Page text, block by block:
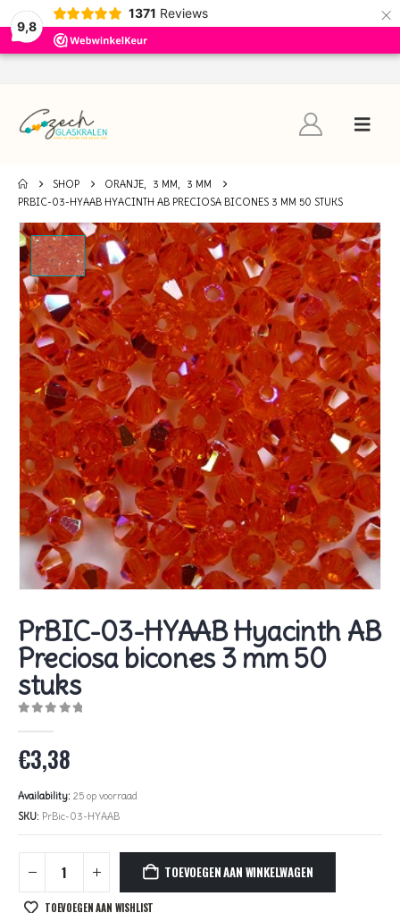
9,8
1371 Reviews ×
SHOP ORANJE, 3 MM,
3 MM
PRBIC-03-HYAAB HYACINTH AB PRECIOSA BICONES 3 MM 50 STUKS
PrBIC-03-HYAAB Hyacinth AB
Preciosa bicones 3 mm 50
stuks
€3,38
Availability: 25 op voorraad
SKU: PrBic-03-HYAAB
TOEVOEGEN AAN WINKELWAGEN
TOEVOEGEN AAN WISHLIST